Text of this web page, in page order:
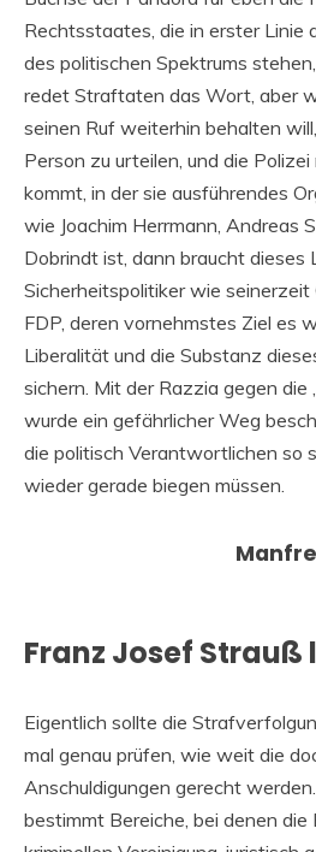
Rechtsstaates, die in erster Linie
des politischen Spektrums
redet Straftaten das Wort, aber
seinen Ruf weiterhin behalten
Person zu urteilen, und die
kommt, in der sie ausführendes
wie Joachim Herrmann, Andreas
Dobrindt ist, dann braucht dieses
Sicherheitspolitiker wie
FDP, deren vornehmstes Ziel es
Liberalität und die Substanz
sichern. Mit der Razzia gegen die
wurde ein gefährlicher Weg
die politisch Verantwortlichen so
wieder gerade biegen müssen.
Franz Josef
Eigentlich sollte die
mal genau prüfen, wie weit die
Anschuldigungen gerecht
bestimmt Bereiche, bei denen die